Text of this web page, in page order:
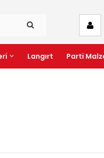
Langırt Parti